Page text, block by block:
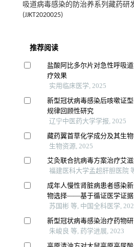
吸道病毒感染的防治养系列藏药研
(JJKT2020025)